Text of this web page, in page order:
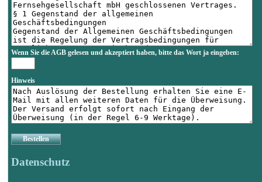
Wenn Sie die AGB gelesen und akzeptiert haben, bitte das Wort ja eingeben:
Hinweis
Bestellen
Datenschutz